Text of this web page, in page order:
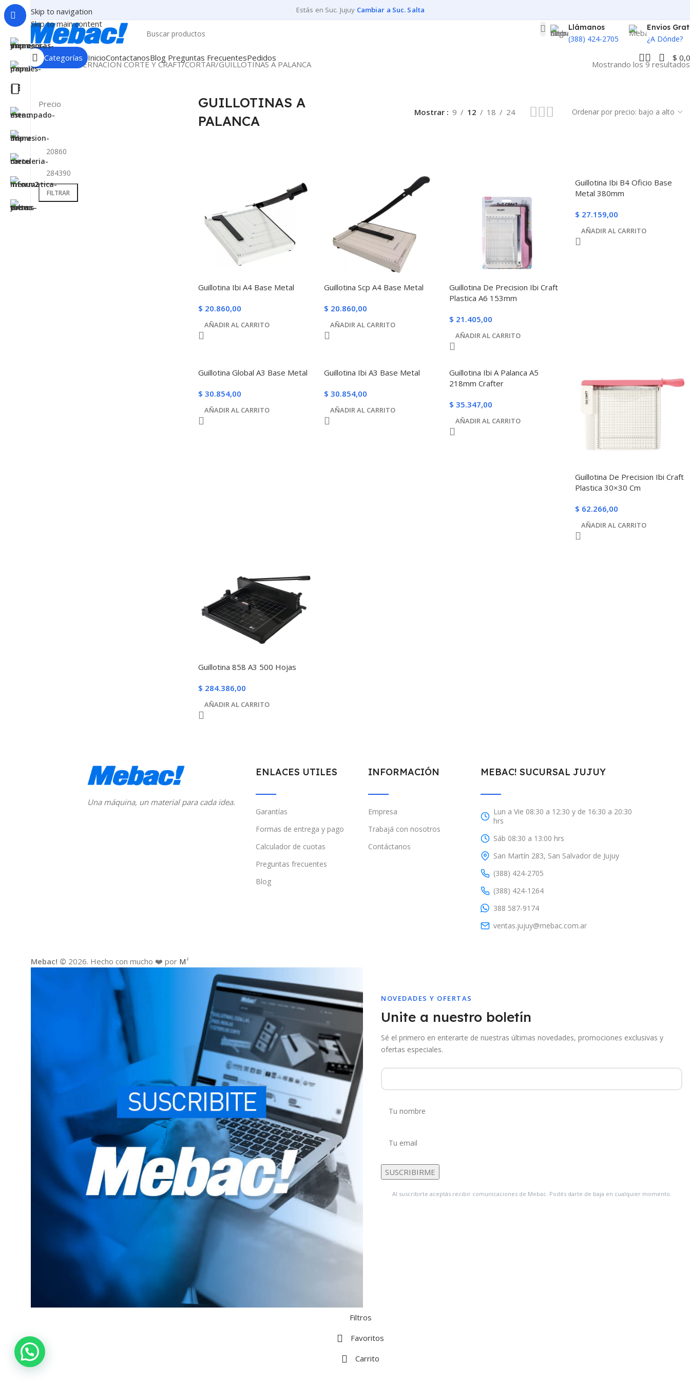
Skip to navigation
Skip to main content
Estás en Suc. Jujuy·Cambiar a Suc. Salta
Llámanos
(388) 424-2705
Envios
¿A Dónde?
Categorías InicioContactanosBlog Preguntas FrecuentesPedidos $
Inicio ENCUADERNACION CORTE Y CRAFT CORTAR GUILLOTINAS A PALANCA Mostrando los 9 resultados
Precio
FILTRAR
GUILLOTINAS A
PALANCA
Mostrar 9 12 18 24
Guillotina Ibi A4 Base Metal
$ 20.860,00
AÑADIR AL CARRITO
Guillotina Scp A4 Base Metal
$ 20.860,00
AÑADIR AL CARRITO
Guillotina De Precision Ibi Craft
Plastica A6 153mm
$ 21.405,00
AÑADIR AL CARRITO
Guillotina Ibi B4 Oficio Base
Metal 380mm
$ 27.159,00
AÑADIR AL CARRITO
Guillotina Global A3 Base Metal
$ 30.854,00
AÑADIR AL CARRITO
Guillotina Ibi A3 Base Metal
$ 30.854,00
AÑADIR AL CARRITO
Guillotina Ibi A Palanca A5
218mm Crafter
$ 35.347,00
AÑADIR AL CARRITO
Guillotina De Precision Ibi Craft
Plastica 30×30 Cm
$ 62.266,00
AÑADIR AL CARRITO
Guillotina 858 A3 500 Hojas
$ 284.386,00
AÑADIR AL CARRITO
Una máquina, un material para cada idea.
ENLACES UTILES
Garantías
Formas de entrega y pago
Calculador de cuotas
Preguntas frecuentes
Blog
INFORMACIÓN
Empresa
Trabajá con nosotros
Contáctanos
MEBAC! SUCURSAL JUJUY
Lun a Vie 08:30 a 12:30 y de 16:30 a 20:30
hrs
Sáb 08:30 a 13:00 hrs
San Martín 283, San Salvador de Jujuy
(388) 424-2705
(388) 424-1264
388 587-9174
ventas.jujuy@mebac.com.ar
Mebac! © 2026. Hecho con mucho ❤️ por M 2
NOVEDADES Y OFERTAS
Unite a nuestro boletín
Sé el primero en enterarte de nuestras últimas novedades, promociones exclusivas y
ofertas especiales.
Al suscribirte aceptás recibir comunicaciones de Mebac. Podés darte de baja en cualquier momento.
Filtros
Favoritos
Carrito